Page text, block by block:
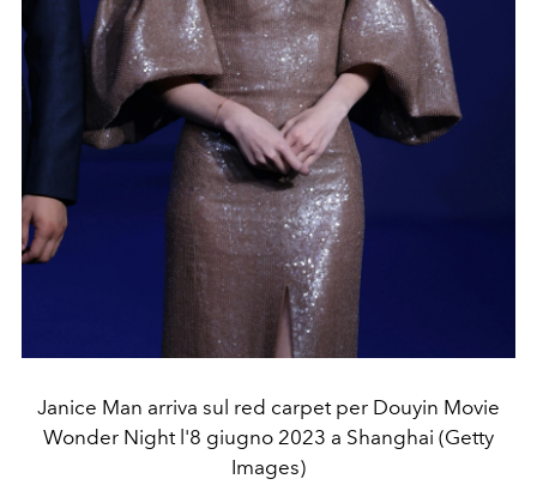
Janice Man arriva sul red carpet per Douyin Movie
Wonder Night l'8 giugno 2023 a Shanghai (Getty
Images)